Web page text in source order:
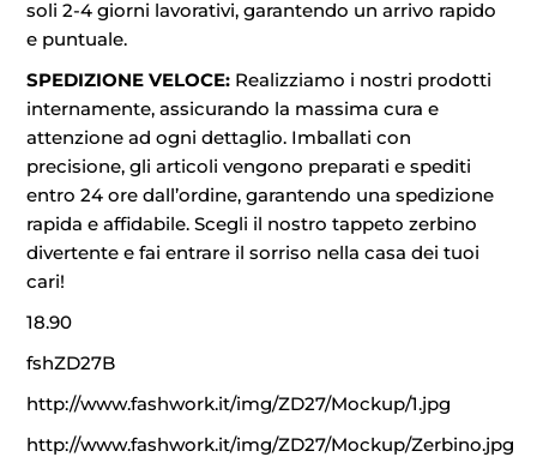
soli 2-4 giorni lavorativi, garantendo un arrivo rapido
e puntuale.
SPEDIZIONE VELOCE: Realizziamo i nostri prodotti
internamente, assicurando la massima cura e
attenzione ad ogni dettaglio. Imballati con
precisione, gli articoli vengono preparati e spediti
entro 24 ore dall’ordine, garantendo una spedizione
rapida e affidabile. Scegli il nostro tappeto zerbino
divertente e fai entrare il sorriso nella casa dei tuoi
cari!
18.90
fshZD27B
http://www.fashwork.it/img/ZD27/Mockup/1.jpg
http://www.fashwork.it/img/ZD27/Mockup/Zerbino.jpg